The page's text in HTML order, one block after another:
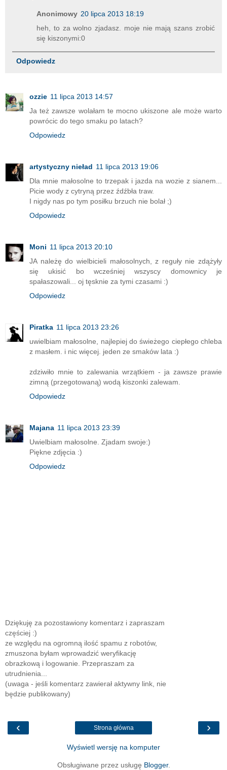
Anonimowy 20 lipca 2013 18:19
heh, to za wolno zjadasz. moje nie mają szans zrobić
się kiszonymi:0
Odpowiedz
ozzie 11 lipca 2013 14:57
Ja też zawsze wolałam te mocno ukiszone ale może warto
powrócic do tego smaku po latach?
Odpowiedz
artystyczny nieład 11 lipca 2013 19:06
Dla mnie małosolne to trzepak i jazda na wozie z sianem...
Picie wody z cytryną przez źdźbła traw.
I nigdy nas po tym posiłku brzuch nie bolał ;)
Odpowiedz
Moni 11 lipca 2013 20:10
JA należę do wielbicieli małosolnych, z reguły nie zdążyły
się ukisić bo wcześniej wszyscy domownicy je
spałaszowali... oj tęsknie za tymi czasami :)
Odpowiedz
Piratka 11 lipca 2013 23:26
uwielbiam małosolne, najlepiej do świeżego ciepłego chleba
z masłem. i nic więcej. jeden ze smaków lata :)
zdziwiło mnie to zalewania wrzątkiem - ja zawsze prawie
zimną (przegotowaną) wodą kiszonki zalewam.
Odpowiedz
Majana 11 lipca 2013 23:39
Uwielbiam małosolne. Zjadam swoje:)
Piękne zdjęcia :)
Odpowiedz
Dziękuję za pozostawiony komentarz i zapraszam
częściej :)
ze względu na ogromną ilość spamu z robotów,
zmuszona byłam wprowadzić weryfikację
obrazkową i logowanie. Przepraszam za
utrudnienia...
(uwaga - jeśli komentarz zawierał aktywny link, nie
będzie publikowany)
‹ ›
Strona główna
Wyświetl wersję na komputer
Obsługiwane przez usługę Blogger.